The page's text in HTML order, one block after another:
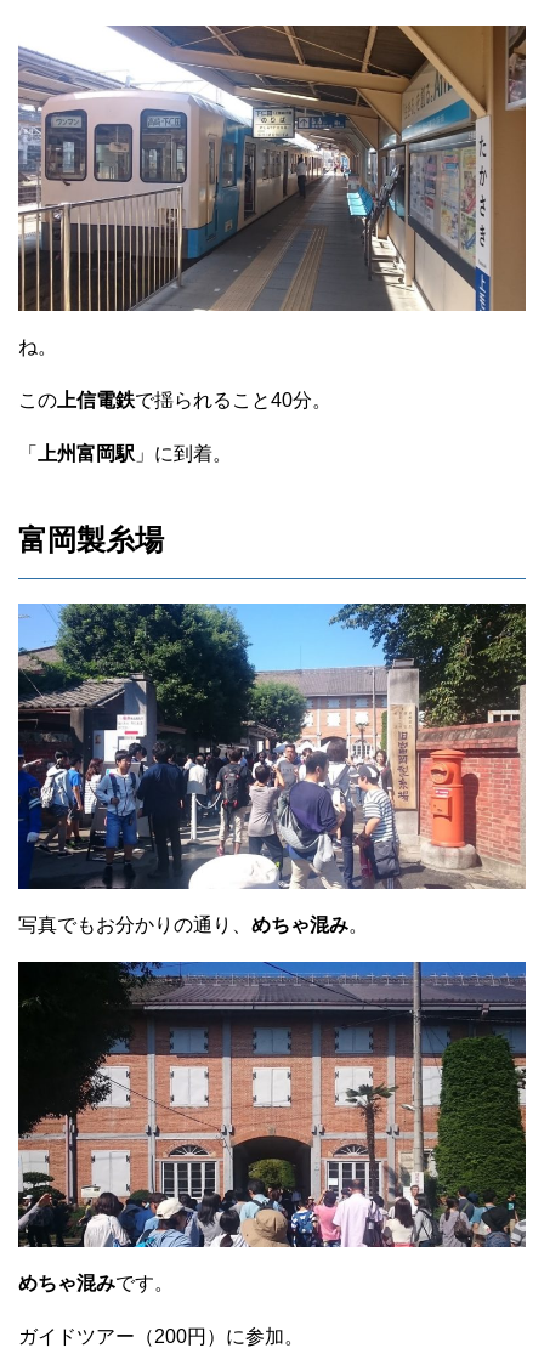
ね。
この 上信電鉄で揺られること40分。
「 上州富岡駅 」に到着。
富岡製糸場
写真でもお分かりの通り、 めちゃ混み。
めちゃ混みです。
ガイドツアー（200円）に参加。